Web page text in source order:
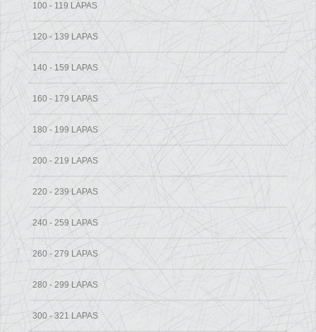
100 - 119 LAPAS
120 - 139 LAPAS
140 - 159 LAPAS
160 - 179 LAPAS
180 - 199 LAPAS
200 - 219 LAPAS
220 - 239 LAPAS
240 - 259 LAPAS
260 - 279 LAPAS
280 - 299 LAPAS
300 - 321 LAPAS